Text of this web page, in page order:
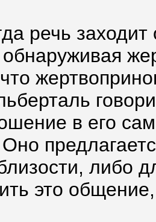
речь
обнаруживая
в его
либо
это